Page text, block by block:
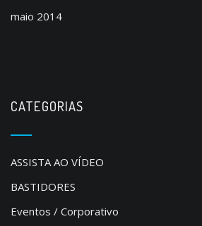
maio 2014
CATEGORIAS
ASSISTA AO VÍDEO
BASTIDORES
Eventos / Corporativo